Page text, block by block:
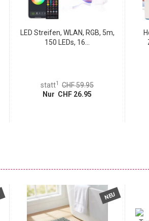
LED Streifen, WLAN, RGB, 5m,
150 LEDs, 16...
statt1
CHF 59.95
Nur CHF 26.95
NEU